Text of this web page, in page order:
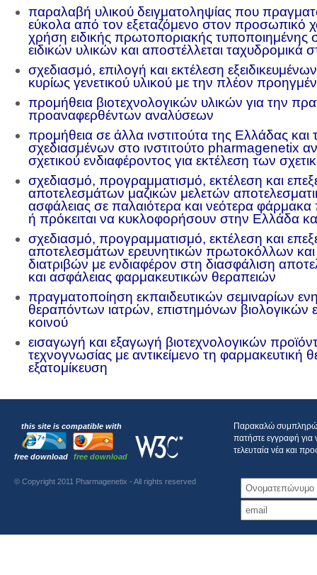
παραλαβή υλικού δειγματοληψίας που
εύκολα από τον εξεταζόμενο στον προσωπικό
χρήση ειδικής πρωτοποριακής τυποποιημένης
ειδικών υλικών και αποστέλλεται ταχυδρομικά
σχεδιασμό, επιλογή και εκτέλεση
κυρίως γενετικού υλικού με την πλέον
προμήθεια βιοτεχνολογικών υλικών για την
προαναφερθέντων αναλύσεων
προμήθεια σε άλλα ινστιτούτα της Ελλάδας και
σχεδιασμένων στο ινστιτούτο pharmagenetix
σχετικού ενδιαφέροντος για εκτέλεση των
σχεδιασμό, προγραμματισμό, εκτέλεση και
αποτελεσμάτων μαζικών μελετών
ασφάλειας σε παλαιότερα και νεότερα
ή πρόκειται να κυκλοφορήσουν στην Ελλάδα
σχεδιασμό, προγραμματισμό, εκτέλεση και
αποτελεσμάτων ερευνητικών πρωτοκόλλων και
διατριβών με ενδιαφέρον στη διασφάλιση
και ασφάλειας φαρμακευτικών θεραπειών
πραγματοποίηση εκπαιδευτικών σεμιναρίων
θεραπόντων ιατρών, επιστημόνων βιολογικών
κοινού
εισαγωγή και εξαγωγή βιοτεχνολογικών
τεχνογνωσίας με αντικείμενο τη φαρμακευτική
εξατομίκευση
this site is compatible with
free download free download
© Copyright 2011 Pharmagenetix - All rights reserved
Παρακαλώ
πατήστε εγγραφή
τελευταία νέα και